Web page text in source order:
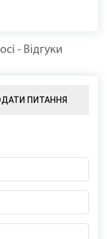
- Відгуки
ПИТАННЯ